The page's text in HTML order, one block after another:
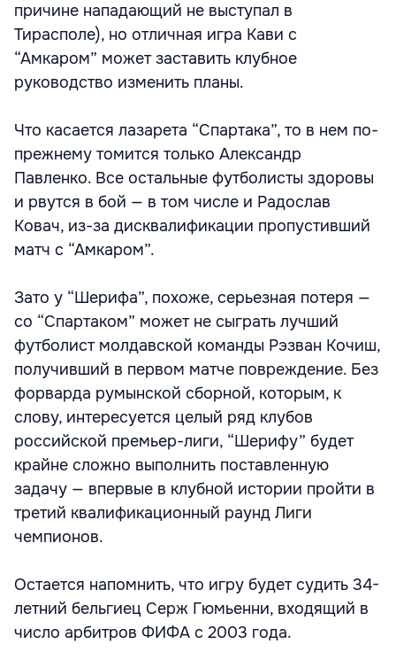
причине нападающий не выступал в
Тирасполе), но отличная игра Кави с
“Амкаром” может заставить клубное
руководство изменить планы.
Что касается лазарета “Спартака”, то в нем по-
прежнему томится только Александр
Павленко. Все остальные футболисты здоровы
и рвутся в бой — в том числе и Радослав
Ковач, из-за дисквалификации пропустивший
матч с “Амкаром”.
Зато у “Шерифа”, похоже, серьезная потеря —
со “Спартаком” может не сыграть лучший
футболист молдавской команды Рэзван Кочиш,
получивший в первом матче повреждение. Без
форварда румынской сборной, которым, к
слову, интересуется целый ряд клубов
российской премьер-лиги, “Шерифу” будет
крайне сложно выполнить поставленную
задачу — впервые в клубной истории пройти в
третий квалификационный раунд Лиги
чемпионов.
Остается напомнить, что игру будет судить 34-
летний бельгиец Серж Гюмьенни, входящий в
число арбитров ФИФА с 2003 года.